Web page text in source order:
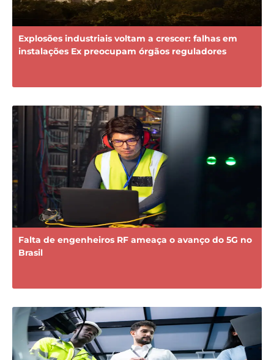
Explosões industriais voltam a crescer: falhas em
instalações Ex preocupam órgãos reguladores
Falta de engenheiros RF ameaça o avanço do 5G no
Brasil